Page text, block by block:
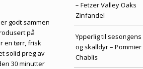
godt sammen
på
en tørr, frisk
solid preg av
30 minutter
– Fetzer Valley Oaks
Zinfandel
Ypperlig til
og skalldyr – Pommier
Chablis